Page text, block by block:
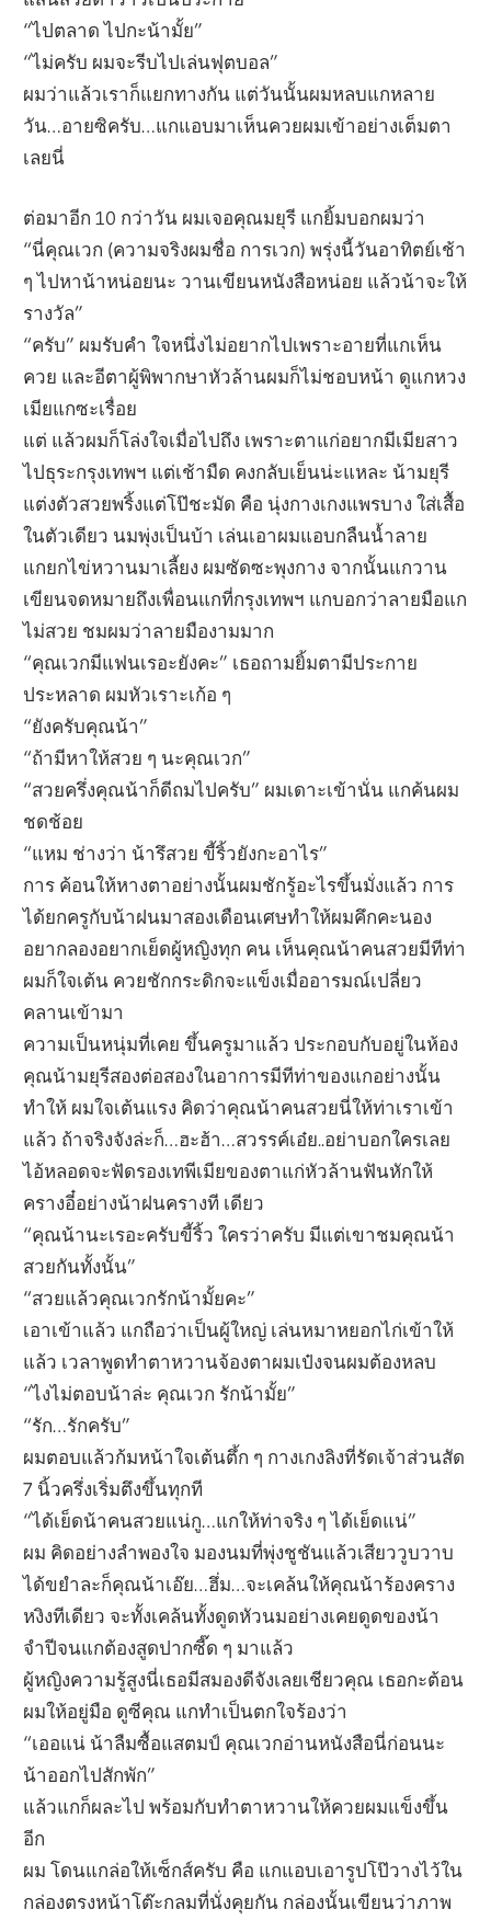
“ไปตลาด ไปกะน้ามั้ย”
“ไม่ครับ ผมจะรีบไปเล่นฟุตบอล”
ผมว่าแล้วเราก็แยกทางกัน แต่วันนั้นผมหลบแกหลาย
วัน…อายซิครับ…แกแอบมาเห็นควยผมเข้าอย่างเต็มตา
เลยนี่
ต่อมาอีก 10 กว่าวัน ผมเจอคุณมยุรี แกยิ้มบอกผมว่า
“นี่คุณเวก (ความจริงผมชื่อ การเวก) พรุ่งนี้วันอาทิตย์เช้า
ๆ ไปหาน้าหน่อยนะ วานเขียนหนังสือหน่อย แล้วน้าจะให้
รางวัล”
“ครับ” ผมรับคำ ใจหนึ่งไม่อยากไปเพราะอายที่แกเห็น
ควย และอีตาผู้พิพากษาหัวล้านผมก็ไม่ชอบหน้า ดูแกหวง
เมียแกซะเรื่อย
แต่ แล้วผมก็โล่งใจเมื่อไปถึง เพราะตาแก่อยากมีเมียสาว
ไปธุระกรุงเทพฯ แต่เช้ามืด คงกลับเย็นน่ะแหละ น้ามยุรี
แต่งตัวสวยพริ้งแต่โป๊ชะมัด คือ นุ่งกางเกงแพรบาง ใส่เสื้อ
ในตัวเดียว นมพุ่งเป็นบ้า เล่นเอาผมแอบกลืนน้ำลาย
แกยกไข่หวานมาเลี้ยง ผมซัดซะพุงกาง จากนั้นแกวาน
เขียนจดหมายถึงเพื่อนแกที่กรุงเทพฯ แกบอกว่าลายมือแก
ไม่สวย ชมผมว่าลายมืองามมาก
“คุณเวกมีแฟนเรอะยังคะ” เธอถามยิ้มตามีประกาย
ประหลาด ผมหัวเราะเก้อ ๆ
“ยังครับคุณน้า”
“ถ้ามีหาให้สวย ๆ นะคุณเวก”
“สวยครึ่งคุณน้าก็ดีถมไปครับ” ผมเดาะเข้านั่น แกค้นผม
ชดช้อย
“แหม ช่างว่า น้ารึสวย ขี้ริ้วยังกะอาไร”
การ ค้อนให้หางตาอย่างนั้นผมชักรู้อะไรขึ้นมั่งแล้ว การ
ได้ยกครูกับน้าฝนมาสองเดือนเศษทำให้ผมคึกคะนอง
อยากลองอยากเย็ดผู้หญิงทุก คน เห็นคุณน้าคนสวยมีทีท่า
ผมก็ใจเต้น ควยชักกระดิกจะแข็งเมื่ออารมณ์เปลี่ยว
คลานเข้ามา
ความเป็นหนุ่มที่เคย ขึ้นครูมาแล้ว ประกอบกับอยู่ในห้อง
คุณน้ามยุรีสองต่อสองในอาการมีทีท่าของแกอย่างนั้น
ทำให้ ผมใจเต้นแรง คิดว่าคุณน้าคนสวยนี่ให้ท่าเราเข้า
แล้ว ถ้าจริงจังล่ะก็…ฮะฮ้า…สวรรค์เอ๋ย..อย่าบอกใครเลย
ไอ้หลอดจะฟัดรองเทพีเมียของตาแก่หัวล้านฟันหักให้
ครางอี๋อย่างน้าฝนครางที เดียว
“คุณน้านะเรอะครับขี้ริ้ว ใครว่าครับ มีแต่เขาชมคุณน้า
สวยกันทั้งนั้น”
“สวยแล้วคุณเวกรักน้ามั้ยคะ”
เอาเข้าแล้ว แกถือว่าเป็นผู้ใหญ่ เล่นหมาหยอกไก่เข้าให้
แล้ว เวลาพูดทำตาหวานจ้องตาผมเป๋งจนผมต้องหลบ
“ไงไม่ตอบน้าล่ะ คุณเวก รักน้ามั้ย”
“รัก…รักครับ”
ผมตอบแล้วก้มหน้าใจเต้นตึ้ก ๆ กางเกงลิงที่รัดเจ้าส่วนสัด
7 นิ้วครึ่งเริ่มตึงขึ้นทุกที
“ได้เย็ดน้าคนสวยแน่กู…แกให้ท่าจริง ๆ ได้เย็ดแน่”
ผม คิดอย่างลำพองใจ มองนมที่พุ่งชูชันแล้วเสียววูบวาบ
ได้ขยำละก็คุณน้าเอ๊ย…ฮึ่ม…จะเคล้นให้คุณน้าร้องคราง
หงิงทีเดียว จะทั้งเคล้นทั้งดูดหัวนมอย่างเคยดูดของน้า
จำปีจนแกต้องสูดปากซี๊ด ๆ มาแล้ว
ผู้หญิงความรู้สูงนี่เธอมีสมองดีจังเลยเชียวคุณ เธอกะต้อน
ผมให้อยู่มือ ดูซีคุณ แกทำเป็นตกใจร้องว่า
“เออแน่ น้าลืมซื้อแสตมป์ คุณเวกอ่านหนังสือนี่ก่อนนะ
น้าออกไปสักพัก”
แล้วแกก็ผละไป พร้อมกับทำตาหวานให้ควยผมแข็งขึ้น
อีก
ผม โดนแกล่อให้เซ็กส์ครับ คือ แกแอบเอารูปโป๊วางไว้ใน
กล่องตรงหน้าโต๊ะกลมที่นั่งคุยกัน กล่องนั้นเขียนว่าภาพ